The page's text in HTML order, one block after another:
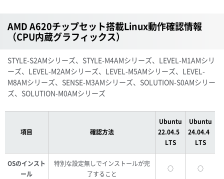
AMD A620チップセット搭載Linux動作確認情報
（CPU内蔵グラフィックス）
STYLE-S2AMシリーズ、STYLE-M4AMシリーズ、LEVEL-M1AMシリ
ーズ、LEVEL-M2AMシリーズ、LEVEL-M5AMシリーズ、LEVEL-
M8AMシリーズ、SENSE-M3AMシリーズ、SOLUTION-S0AMシリー
ズ、SOLUTION-M0AMシリーズ
項目 確認方法
Ubuntu
22.04.5
LTS
Ubuntu
24.04.4
LTS
OSのインスト
ール
特別な設定無しでインストールが完
了すること
○ ○